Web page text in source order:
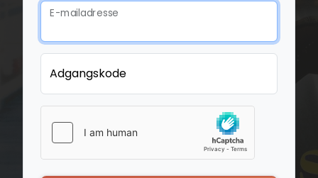
E-mailadresse
Adgangskode